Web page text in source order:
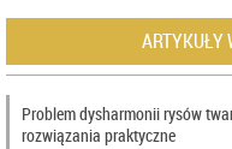
ARTYKUŁY
Problem dysharmonii rysów
rozwiązania praktyczne